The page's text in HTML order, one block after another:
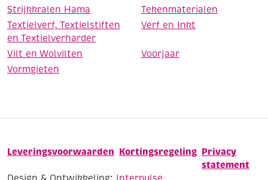
Strijkkralen Hama
Tekenmaterialen
Textielverf, Textielstiften
en Textielverharder
Verf en Inkt
Vilt en Wolvilten
Voorjaar
Vormgieten
Leveringsvoorwaarden Kortingsregeling Privacy
statement